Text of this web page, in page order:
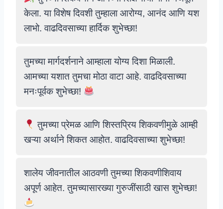
केला. या विशेष दिवशी तुम्हाला आरोग्य, आनंद आणि यश
लाभो. वाढदिवसाच्या हार्दिक शुभेच्छा!
तुमच्या मार्गदर्शनाने आम्हाला योग्य दिशा मिळाली.
आमच्या यशात तुमचा मोठा वाटा आहे. वाढदिवसाच्या
मनःपूर्वक शुभेच्छा!
तुमच्या प्रेमळ आणि शिस्तप्रिय शिकवणीमुळे आम्ही
खऱ्या अर्थाने शिकत आहोत. वाढदिवसाच्या शुभेच्छा!
शालेय जीवनातील आठवणी तुमच्या शिकवणीशिवाय
अपूर्ण आहेत. तुमच्यासारख्या गुरुजींसाठी खास शुभेच्छा!